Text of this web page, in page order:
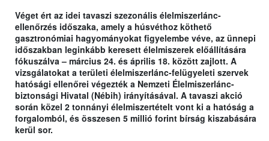
Véget ért az idei tavaszi szezonális élelmiszerlánc-
ellenőrzés időszaka, amely a húsvéthoz köthető
gasztronómiai hagyományokat figyelembe véve, az ünnepi
időszakban leginkább keresett élelmiszerek előállítására
fókuszálva – március 24. és április 18. között zajlott. A
vizsgálatokat a területi élelmiszerlánc-felügyeleti szervek
hatósági ellenőrei végezték a Nemzeti Élelmiszerlánc-
biztonsági Hivatal (Nébih) irányításával. A tavaszi akció
során közel 2 tonnányi élelmiszertételt vont ki a hatóság a
forgalomból, és összesen 5 millió forint bírság kiszabására
kerül sor.